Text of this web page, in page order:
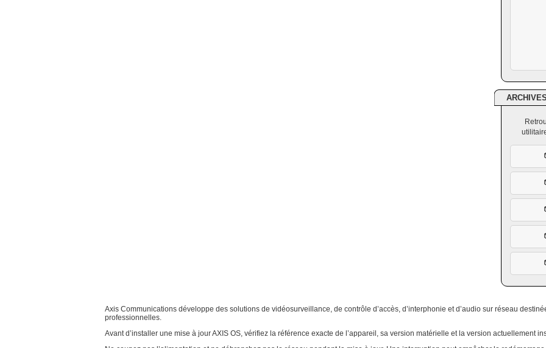
Axis Communications développe des solutions de vidéosurveillance, de contrôle d’accès, d’interphonie et d’audio sur réseau
professionnelles.
Avant d’installer une mise à jour AXIS OS, vérifiez la référence exacte de l’appareil, sa version matérielle et la version actuellement